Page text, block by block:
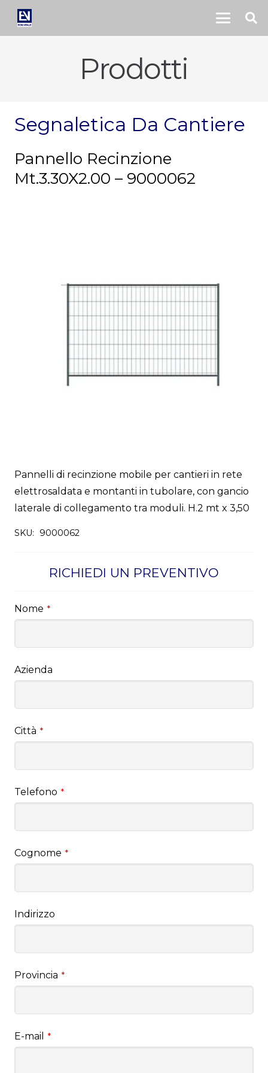
Prodotti
Segnaletica Da Cantiere
Pannello Recinzione
Mt.3.30X2.00 – 9000062
Pannelli di recinzione mobile per cantieri in rete
elettrosaldata e montanti in tubolare, con gancio
laterale di collegamento tra moduli. H.2 mt x 3,50
SKU: 9000062
RICHIEDI UN PREVENTIVO
Nome *
Azienda
Città *
Telefono *
Cognome *
Indirizzo
Provincia *
E-mail *